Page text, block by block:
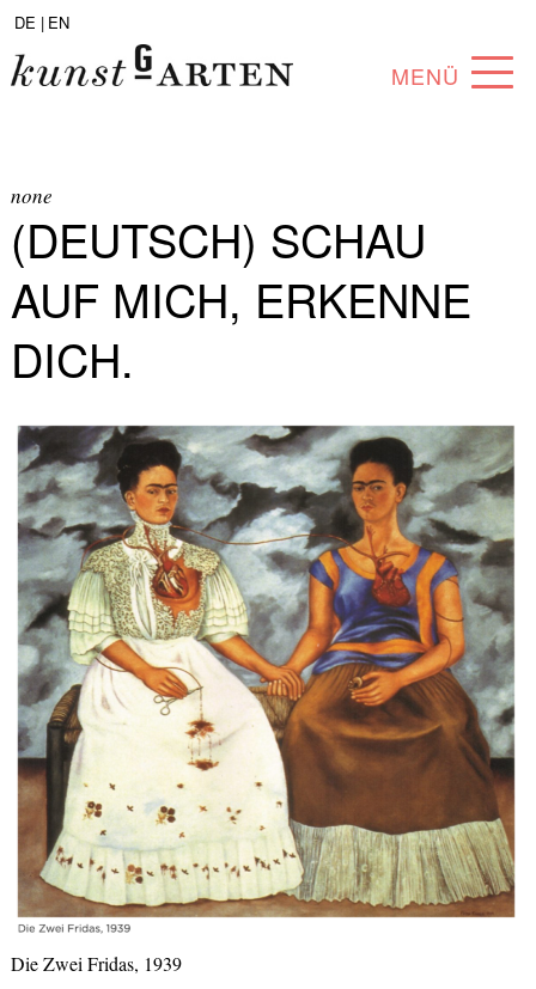
DE | EN
MENÜ
COLLECTION
ARTISTS
ANGEBOTE
none
(DEUTSCH) SCHAU
AUF MICH, ERKENNE
DICH.
Die Zwei Fridas, 1939